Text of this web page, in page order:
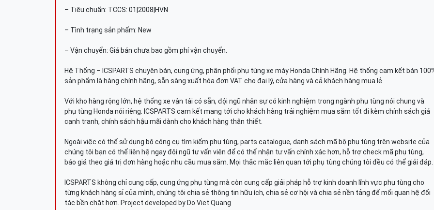
– Tiêu chuẩn: TCCS: 01|2008|HVN
– Tình trạng sản phẩm: New
– Vận chuyển: Giá bán chưa bao gồm phí vận chuyển.
Hệ Thống – ICSPARTS chuyên bán, cung ứng, phân phối phụ tùng xe máy Honda Chính Hãng. Hệ thống cam kết bán
sản phẩm là hàng chính hãng, sẵn sàng xuất hóa đơn VAT cho đại lý, cửa hàng và cả khách hàng mua lẻ.
Với kho hàng rộng lớn, hệ thống xe vận tải có sẵn, đội ngũ nhân sự có kinh nghiệm trong ngành phụ tùng nói chung và
phụ tùng Honda nói riêng. ICSPARTS cam kết mang tới cho khách hàng trải nghiệm mua sắm tốt đi kèm chính sách giá
cạnh tranh, chính sách hậu mãi dành cho khách hàng thân thiết.
Ngoài việc có thể sử dụng bộ công cụ tìm kiếm phụ tùng, parts catalogue, danh sách mã bộ phụ tùng trên website của
chúng tôi bạn có thể liên hệ ngay đội ngũ tư vấn viên để có thể nhận tư vấn chính xác hơn, hỗ trợ check mã phụ tùng,
báo giá theo giá trị đơn hàng hoặc nhu cầu mua sắm. Mọi thắc mắc liên quan tới phụ tùng chúng tôi đều có thể giải đáp.
ICSPARTS không chỉ cung cấp, cung ứng phụ tùng mà còn cung cấp giải pháp hỗ trợ kinh doanh lĩnh vực phụ tùng cho
từng khách hàng sỉ của mình, chúng tôi chia sẻ thông tin hữu ích, chia sẻ cơ hội và chia sẻ nền tảng để mối quan hệ đối
tác bền chặt hơn. Project developed by Do Viet Quang